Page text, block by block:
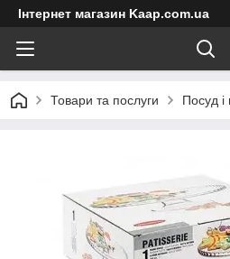
Інтернет магазин Kaap.com.ua
Товари та послуги Посуд